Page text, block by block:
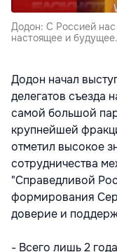
Додон: С Россией
настоящее и будущее.
Додон начал
делегатов съезда
самой большой
крупнейшей
отметил высокое
сотрудничества
"Справедливой
формирования
доверие и
- Всего лишь 2